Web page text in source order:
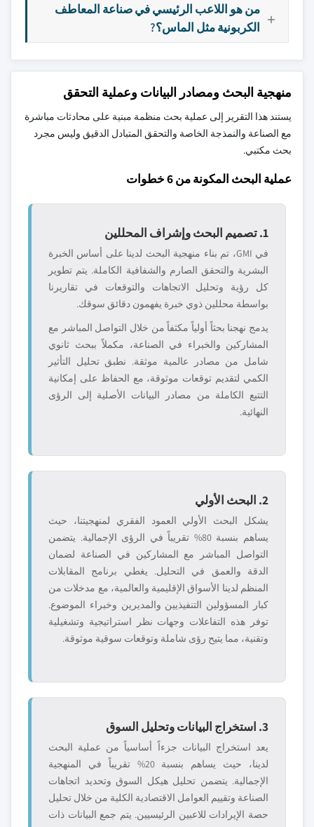
من هو اللاعب الرئيسي في صناعة المعاطف
الكربونية مثل الماس؟?
منهجية البحث ومصادر البيانات وعملية التحقق
يستند هذا التقرير إلى عملية بحث منظمة مبنية على محادثات مباشرة
مع الصناعة والنمذجة الخاصة والتحقق المتبادل الدقيق وليس مجرد
بحث مكتبي.
عملية البحث المكونة من 6 خطوات
1. تصميم البحث وإشراف المحللين
في GMI، تم بناء منهجية البحث لدينا على أساس الخبرة
البشرية والتحقق الصارم والشفافية الكاملة. يتم تطوير
كل رؤية وتحليل الاتجاهات والتوقعات في تقاريرنا
بواسطة محللين ذوي خبرة يفهمون دقائق سوقك.
يدمج نهجنا بحثاً أولياً مكثفاً من خلال التواصل المباشر مع
المشاركين والخبراء في الصناعة، مكملاً ببحث ثانوي
شامل من مصادر عالمية موثقة. نطبق تحليل التأثير
الكمي لتقديم توقعات موثوقة، مع الحفاظ على إمكانية
التتبع الكاملة من مصادر البيانات الأصلية إلى الرؤى
النهائية.
2. البحث الأولي
يشكل البحث الأولي العمود الفقري لمنهجيتنا، حيث
يساهم بنسبة 80% تقريباً في الرؤى الإجمالية. يتضمن
التواصل المباشر مع المشاركين في الصناعة لضمان
الدقة والعمق في التحليل. يغطي برنامج المقابلات
المنظم لدينا الأسواق الإقليمية والعالمية، مع مدخلات من
كبار المسؤولين التنفيذيين والمديرين وخبراء الموضوع.
توفر هذه التفاعلات وجهات نظر استراتيجية وتشغيلية
وتقنية، مما يتيح رؤى شاملة وتوقعات سوقية موثوقة.
3. استخراج البيانات وتحليل السوق
يعد استخراج البيانات جزءاً أساسياً من عملية البحث
لدينا، حيث يساهم بنسبة 20% تقريباً في المنهجية
الإجمالية. يتضمن تحليل هيكل السوق وتحديد اتجاهات
الصناعة وتقييم العوامل الاقتصادية الكلية من خلال تحليل
حصة الإيرادات للاعبين الرئيسيين. يتم جمع البيانات ذات